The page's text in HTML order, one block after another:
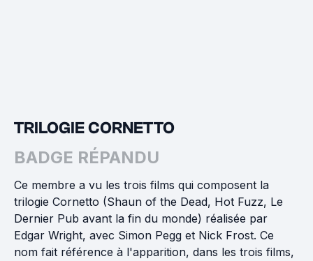
TRILOGIE CORNETTO
BADGE RÉPANDU
Ce membre a vu les trois films qui composent la
trilogie Cornetto (Shaun of the Dead, Hot Fuzz, Le
Dernier Pub avant la fin du monde) réalisée par
Edgar Wright, avec Simon Pegg et Nick Frost. Ce
nom fait référence à l'apparition, dans les trois films,